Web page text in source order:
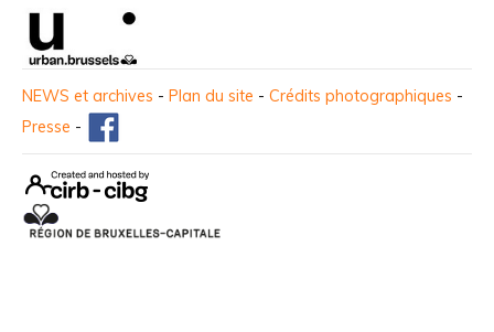
NEWS et archives - Plan du site - Crédits photographiques -
Presse -